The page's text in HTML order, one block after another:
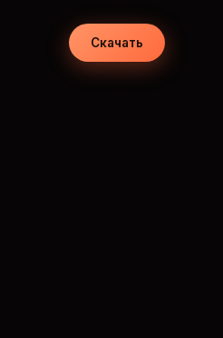
Скачать